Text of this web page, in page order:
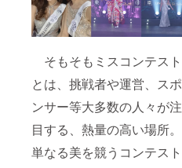
そもそもミスコンテスト
とは、挑戦者や運営、スポ
ンサー等大多数の人々が注
目する、熱量の高い場所。
単なる美を競うコンテスト